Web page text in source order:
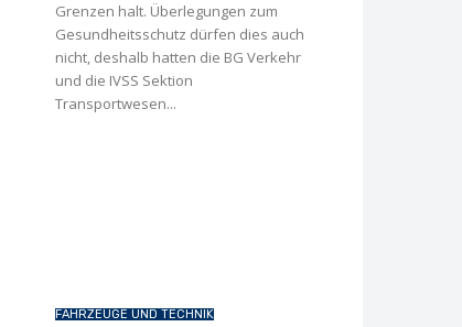
Grenzen halt. Überlegungen zum
Gesundheitsschutz dürfen dies auch
nicht, deshalb hatten die BG Verkehr
und die IVSS Sektion
Transportwesen...
FAHRZEUGE UND TECHNIK